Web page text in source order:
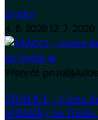
Zradci
4. 6. 2026 12. 7. 2026
Přehrát později
ZRÁDCI – Cesta
přihlášky po finále